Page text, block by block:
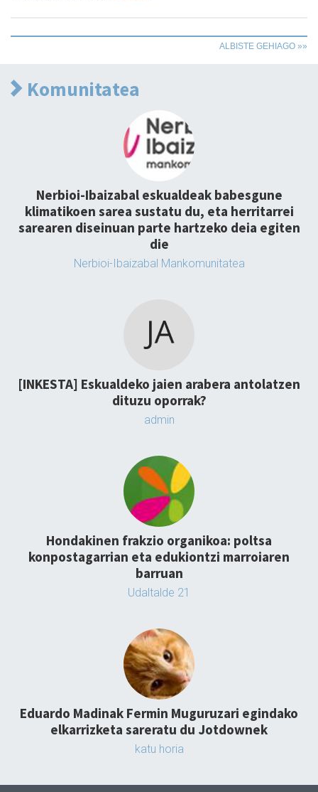
ALBISTE GEHIAGO »»
Komunitatea
Nerbioi-Ibaizabal eskualdeak babesgune
klimatikoen sarea sustatu du, eta herritarrei
sarearen diseinuan parte hartzeko deia egiten
die
Nerbioi-Ibaizabal Mankomunitatea
[INKESTA] Eskualdeko jaien arabera antolatzen
dituzu oporrak?
admin
Hondakinen frakzio organikoa: poltsa
konpostagarrian eta edukiontzi marroiaren
barruan
Udaltalde 21
Eduardo Madinak Fermin Muguruzari egindako
elkarrizketa sareratu du Jotdownek
katu horia